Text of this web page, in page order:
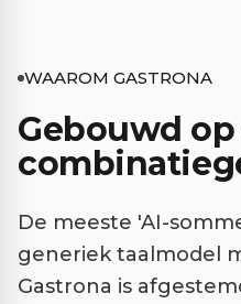
WAAROM GASTRONA
Gebouwd
De meeste 'AI-
generiek taalmodel
Gastrona is